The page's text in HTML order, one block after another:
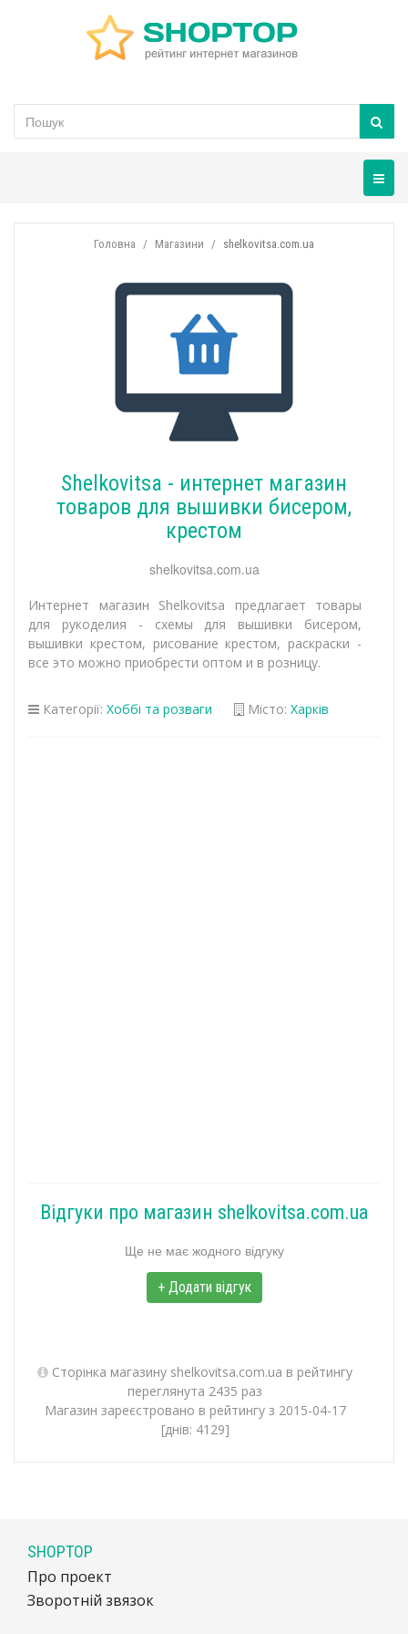
Головна Магазини shelkovitsa.com.ua
Shelkovitsa - интернет магазин
товаров для вышивки бисером,
крестом
shelkovitsa.com.ua
Интернет магазин Shelkovitsa предлагает товары
для рукоделия - схемы для вышивки бисером,
вышивки крестом, рисование крестом, раскраски -
все это можно приобрести оптом и в розницу.
Категорії: Хоббі та розваги Місто: Харків
Відгуки про магазин shelkovitsa.com.ua
Ще не має жодного відгуку
+ Додати відгук
Сторінка магазину shelkovitsa.com.ua в рейтингу
переглянута 2435 раз
Магазин зареєстровано в рейтингу з 2015-04-17
[днів: 4129]
SHOPTOP
Про проект
Зворотній звязок